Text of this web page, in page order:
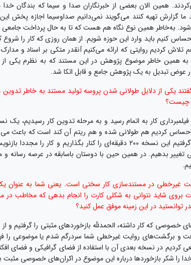
همین الان بعضی از خبرنگاران صدا و سیما که بندگان
ما گزارش تهیه‌ کنند می‌گویند نمی‌دانیم صداوسیما اجازه
به‌خاطر همین نوع نگاه هم هست که تا به حال پرداخت
کنیم باید وارد این حوزه شویم. از همان روزی که کار را
تلاش کردیم روایتی که ارائه می‌کنیم آنقدر متکی بر اسناد و
به همین خاطر موضوع پژوهش در این مستند که به نظرم یکی از
عوض تبدیل به یک پژوهش جامع و قابل اتکا شد.
یکی از دلایل طولانی شدن پروسه تولید مستند به خاطر تدوین
چیست؟
کردیم هم طولانی شده و هم ریتم آن کند است که باعث
برای همین تصمیم گرفتیم این نسخه ۲۰۰ دقیقه‌ای را کنار
بدهیم. در همین حین با دوستان باسابقه در عرصه رسانه و
غیرخطی در مستندسازی کار سختی است. یعنی شما به عنوان
بروی شاید نتوانی به شکلی کارت را انجام بدهی که مخاطب در
توانستید در این زمینه موفق عمل کنید؟
خصوصی که کار داشته، الحمدلله بازخوردهای مثبتی را گرفتیم و
و برگشت‌های روایت غیرخطی شما سردرگم شدم یا موضوعی را
کردیم در نسخه بعدی آن با استفاده از فضای گرافیکی و فضای
را شکر بازخوردها درباره این موضوع در اکران‌های خصوصی